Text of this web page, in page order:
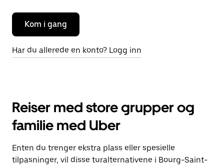
Kom i gang
Har du allerede en konto? Logg inn
Reiser med store grupper og
familie med Uber
Enten du trenger ekstra plass eller spesielle
tilpasninger, vil disse turalternativene i Bourg-Saint-